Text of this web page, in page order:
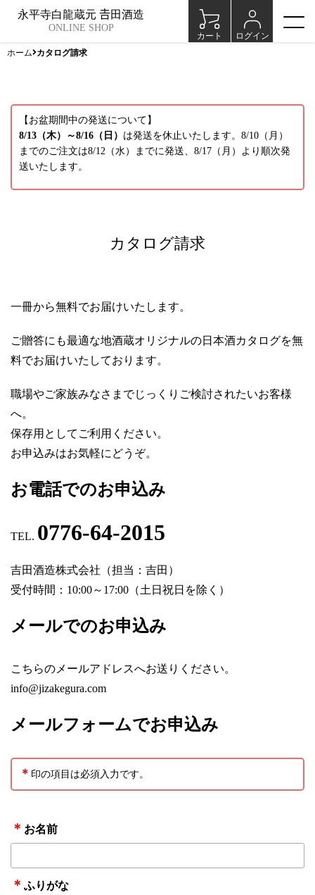
永平寺白龍蔵元 𠮷田酒造
ONLINE SHOP
カート
ログイン
ホーム カタログ請求
【お盆期間中の発送について】
8/13（木）～8/16（日） は発送を休止いたします。8/10（月）
までのご注文は8/12（水）までに発送、8/17（月）より順次発
送いたします。
カタログ請求
一冊から無料でお届けいたします。
ご贈答にも最適な地酒蔵オリジナルの日本酒カタログを無
料でお届けいたしております。
職場やご家族みなさまでじっくりご検討されたいお客様
へ。
保存用としてご利用ください。
お申込みはお気軽にどうぞ。
お電話でのお申込み
TEL. 0776-64-2015
吉田酒造株式会社（担当：吉田）
受付時間：10:00～17:00（土日祝日を除く）
メールでのお申込み
こちらのメールアドレスへお送りください。
info@jizakegura.com
メールフォームでお申込み
＊ 印の項目は必須入力です。
＊ お名前
＊ ふりがな